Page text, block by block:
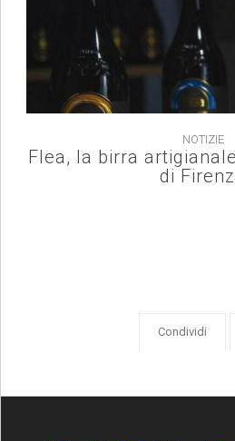
NOTIZIE
Flea, la birra
di
Condividi